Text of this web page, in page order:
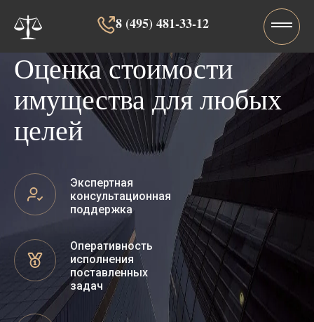
8 (495) 481-33-12‬‬
Оценка стоимости
имущества для любых
целей
Экспертная
консультационная
поддержка
Оперативность
исполнения
поставленных
задач